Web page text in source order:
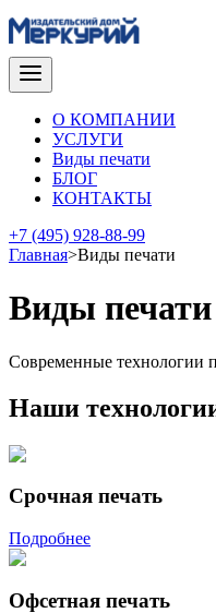
О КОМПАНИИ
УСЛУГИ
Виды печати
БЛОГ
КОНТАКТЫ
+7 (495) 928-88-99
Главная>Виды печати
Виды печати
Современные технологии
Наши
Срочная печать
Подробнее
Офсетная печать